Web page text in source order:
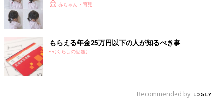
赤ちゃん・育児
もらえる年金25万円以下の人が知るべき事
PR(くらしの話題)
Recommended by